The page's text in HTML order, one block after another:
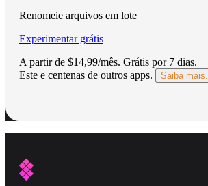
Renomeie arquivos em lote
Experimentar grátis
A partir de $14,99/mês. Grátis por 7 dias.
Este e centenas de outros apps.
Saiba mais.